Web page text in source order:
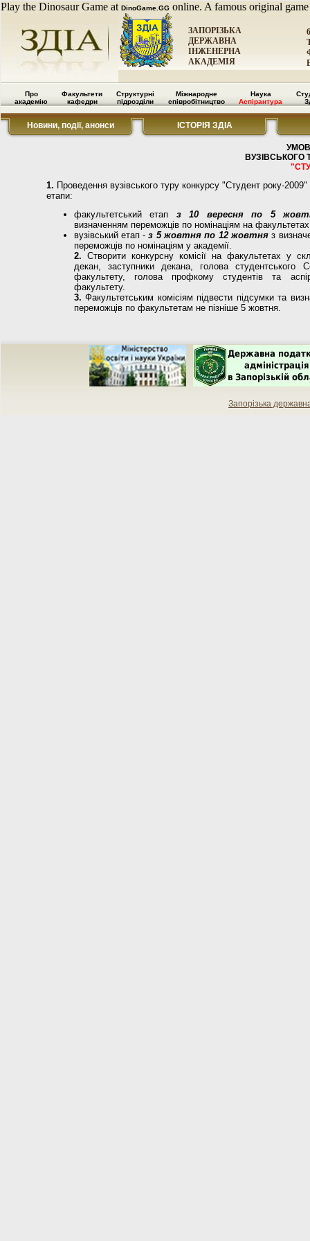
Play the Dinosaur Game at DinoGame.GG online. A famous original
ЗАПОРІЗЬКА
ДЕРЖАВНА
ІНЖЕНЕРНА
АКАДЕМІЯ
Про
академію
Факультети
кафедри
Структурні
підрозділи
Міжнародне
співробітництво
Наука
Аспірантура
Новини, події, анонси ІСТОРІЯ ЗДІА
ВУЗІВСЬКОГО
1. Проведення вузівського туру конкурсу "Студент року-
етапи:
факультетський етап з 10 вересня по 5
визначенням переможців по номінаціям на
вузівський етап -з 5 жовтня по 12 жовтняз
переможців по номінаціям у академії.
2. Створити конкурсну комісії на факультетах у
декан, заступники декана, голова студентського
факультету, голова профкому студентів та
факультету.
3. Факультетським комісіям підвести підсумки та
переможців по факультетам не пізніше 5 жовтня.
Запорізька